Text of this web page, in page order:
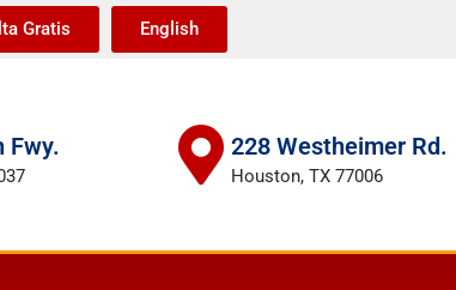
Gratis English
Fwy. 228 Westheimer Rd.
Houston, TX 77006